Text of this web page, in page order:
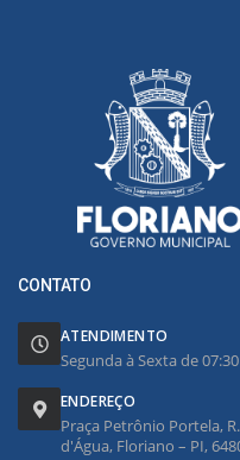
CONTATO
ATENDIMENTO
Segunda à Sexta de
ENDEREÇO
Praça Petrônio Portela,
d'Água, Floriano – PI,